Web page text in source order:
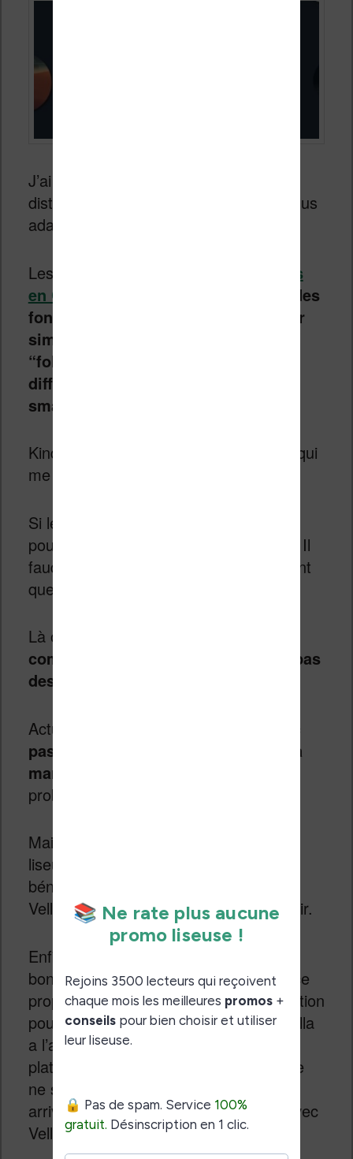
J’ai longtemps pensé que le mode de
distribution du livre numérique n’était plus
adapté aux usages.
Les
applications de lecture d’ebooks
en Chine
des
fonctions qui permettent de partager
simplement ses lectures avec des
“followers” et de lire de manière
différente sur les petits écrans des
smartphones.
Kindle Vella va donc dans ce sens, ce qui
me semble être intéressant.
Si le succès est au rendez-vous, cela
pourrait bouleverser le monde du livre. Il
faudra bien évidemment du temps avant
que cela arrive.
Là où je suis surpris c’est que
communication d’Amazon ne parle pas
des liseuses (pour le moment ?).
Actuellement,
pas disponible sur les liseuses de la
marque
problème à mon sens.
Mais, on peut aussi imaginer que les
liseuses seront mises à jour pour
bénéficier des fonctionnalités de Kindle
Vella dans les jours ou semaines à venir.
Enfin, il semble clair qu’il s’agit d’une
bonne alternative à Wattpad. Ce service
propose déjà un système de rémunération
pour certaines auteurs, mais Kindle Vella
a l’avantage d’être disponible sur une
plateforme (Amazon) plus populaire. Je
ne serais pas surpris si des auteurs
arrivaient à très bien gagner leur vie avec
Vella…